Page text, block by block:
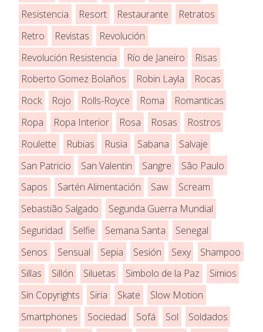
Resistencia
Resort Restaurante
Retratos
Retro
Revistas
Revolución
Revolución Resistencia
Río de Janeiro
Risas
Roberto Gomez Bolaños
Robin Layla
Rocas
Rock
Rojo Rolls-Royce Roma
Romanticas
Ropa
Ropa Interior Rosa Rosas
Rostros
Roulette
Rubias Rusia Sabana
Salvaje
San Patricio
San Valentin Sangre
São Paulo
Sapos
Sartén Alimentación Saw
Scream
Sebastião Salgado
Segunda Guerra Mundial
Seguridad
Selfie Semana Santa
Senegal
Senos
Sensual Sepia Sesión Sexy
Shampoo
Sillas
Sillón Siluetas Simbolo de la Paz
Simios
Sin Copyrights
Siria Skate
Slow Motion
Smartphones
Sociedad Sofá Sol
Soldados